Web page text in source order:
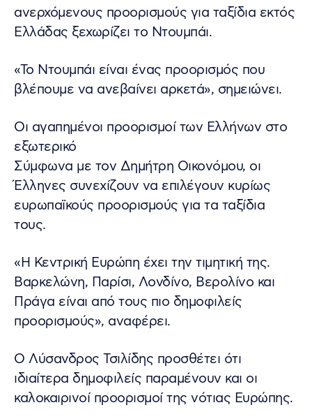
ανερχόμενους προορισμούς για ταξίδια εκτός
Ελλάδας ξεχωρίζει το Ντουμπάι.
«Το Ντουμπάι είναι ένας προορισμός που
βλέπουμε να ανεβαίνει αρκετά», σημειώνει.
Οι αγαπημένοι προορισμοί των Ελλήνων στο
εξωτερικό
Σύμφωνα με τον Δημήτρη Οικονόμου, οι
Έλληνες συνεχίζουν να επιλέγουν κυρίως
ευρωπαϊκούς προορισμούς για τα ταξίδια
τους.
«Η Κεντρική Ευρώπη έχει την τιμητική της.
Βαρκελώνη, Παρίσι, Λονδίνο, Βερολίνο και
Πράγα είναι από τους πιο δημοφιλείς
προορισμούς», αναφέρει.
Ο Λύσανδρος Τσιλίδης προσθέτει ότι
ιδιαίτερα δημοφιλείς παραμένουν και οι
καλοκαιρινοί προορισμοί της νότιας Ευρώπης.